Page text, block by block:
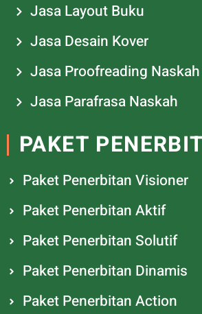
Jasa Layout Buku
Jasa Desain Kover
Jasa Proofreading Naskah
Jasa Parafrasa Naskah
PAKET
Paket Penerbitan Visioner
Paket Penerbitan Aktif
Paket Penerbitan Solutif
Paket Penerbitan Dinamis
Paket Penerbitan Action